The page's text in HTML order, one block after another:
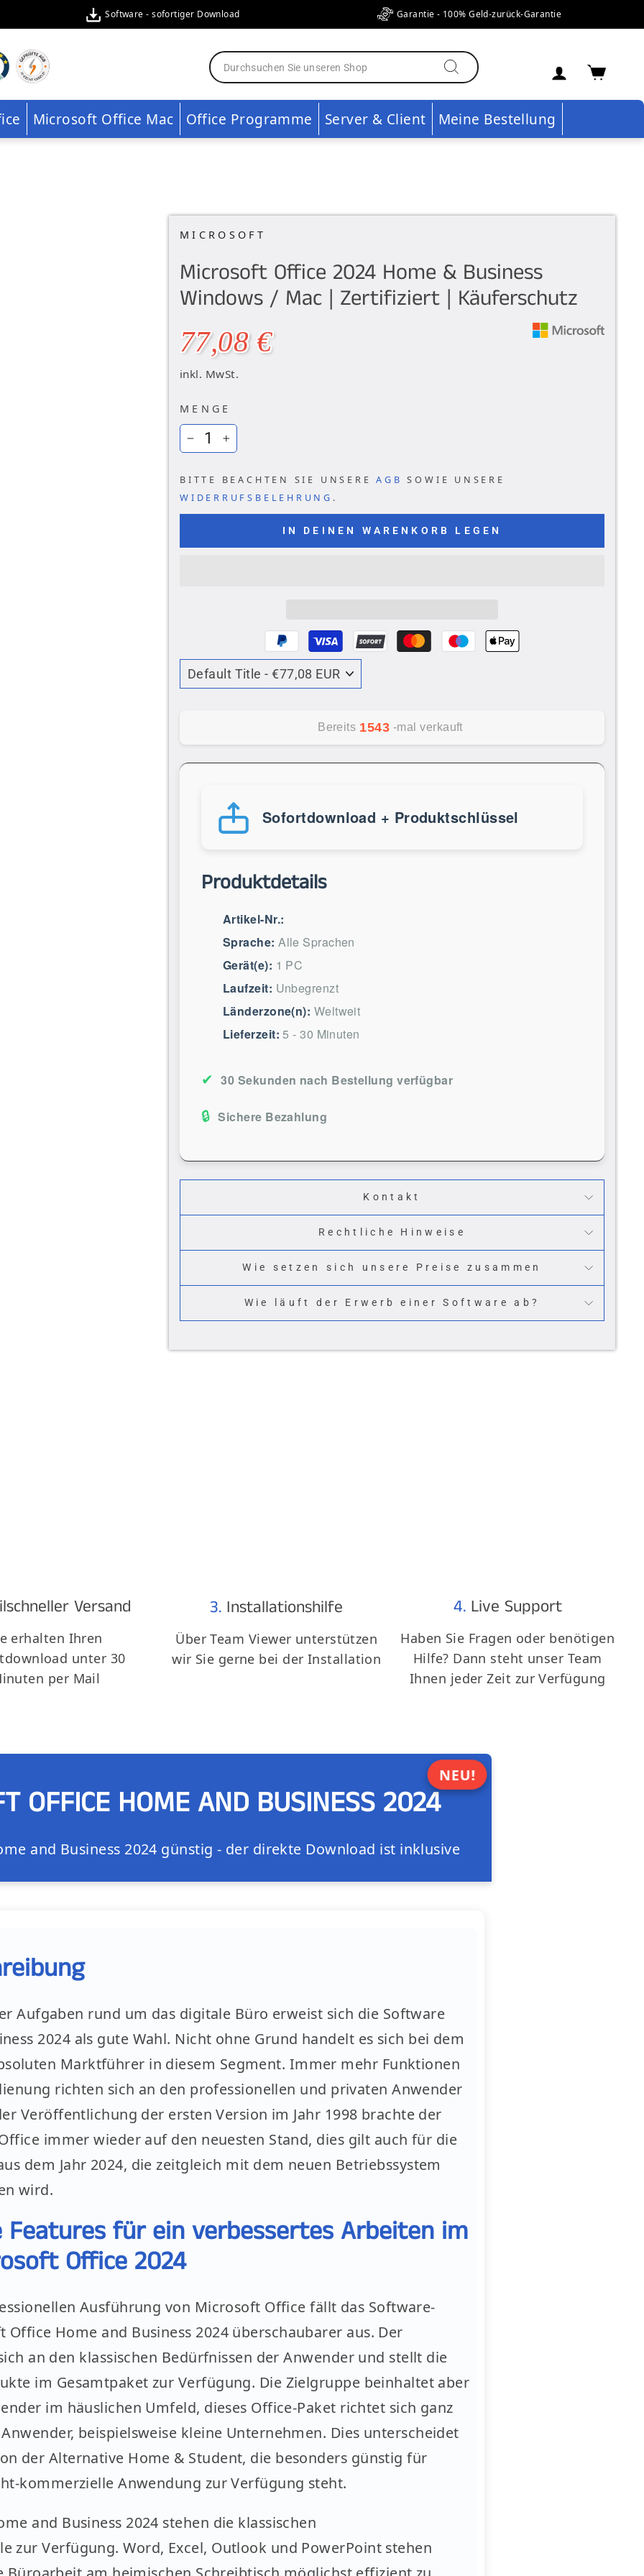
Software - sofortiger Download Garantie - 100% Geld-zurück-Garantie
Suchen
Einloggen
Microsoft Office Mac Office Programme Server & Client Meine Bestellung
MICROSOFT
Microsoft Office 2024 Home & Business
Windows / Mac | Zertifiziert | Käuferschutz
77,08 €
inkl. MwSt.
MENGE
BITTE BEACHTEN SIE UNSEREAGB SOWIE UNSERE
WIDERRUFSBELEHRUNG .
IN DEINEN WARENKORB LEGEN
Bereits 1543 -mal verkauft
Sofortdownload + Produktschlüssel
Produktdetails
Artikel-Nr.:
Sprache: Alle Sprachen
Gerät(e): 1 PC
Laufzeit: Unbegrenzt
Länderzone(n): Weltweit
Lieferzeit: 5 - 30 Minuten
✔ 30 Sekunden nach Bestellung verfügbar
🔒 Sichere Bezahlung
Kontakt
Rechtliche Hinweise
Wie setzen sich unsere Preise zusammen
Wie läuft der Erwerb einer Software ab?
Versand
erhalten Ihren
unter 30
per Mail
3. Installationshilfe
Über Team Viewer unterstützen
wir Sie gerne bei der Installation
4. Live Support
Haben Sie Fragen oder benötigen
Hilfe? Dann steht unser Team
Ihnen jeder Zeit zur Verfügung
NEU!
OFFICE HOME AND BUSINESS 2024
and Business 2024 günstig - der direkte Download ist inklusive
Aufgaben rund um das digitale Büro erweist sich die Software
2024 als gute Wahl. Nicht ohne Grund handelt es sich bei dem
Marktführer in diesem Segment. Immer mehr Funktionen
richten sich an den professionellen und privaten Anwender
Veröffentlichung der ersten Version im Jahr 1998 brachte der
immer wieder auf den neuesten Stand, dies gilt auch für die
dem Jahr 2024, die zeitgleich mit dem neuen Betriebssystem
wird.
Features für ein verbessertes Arbeiten im
Office 2024
Ausführung von Microsoft Office fällt das Software-
Home and Business 2024 überschaubarer aus. Der
an den klassischen Bedürfnissen der Anwender und stellt die
im Gesamtpaket zur Verfügung. Die Zielgruppe beinhaltet aber
im häuslichen Umfeld, dieses Office-Paket richtet sich ganz
beispielsweise kleine Unternehmen. Dies unterscheidet
der Alternative Home & Student, die besonders günstig für
kommerzielle Anwendung zur Verfügung steht.
and Business 2024 stehen die klassischen
zur Verfügung. Word, Excel, Outlook und PowerPoint stehen